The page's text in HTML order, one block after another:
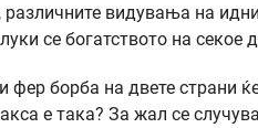
различните видувања на
се богатството на секое
фер борба на двете страни
е така? За жал се